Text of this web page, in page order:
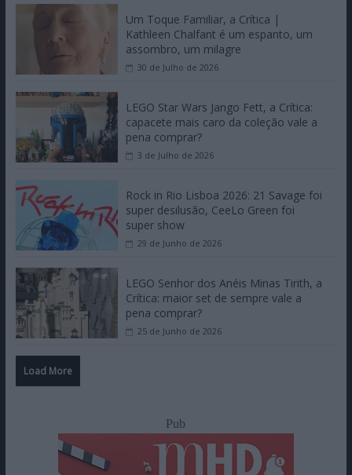
Um Toque Familiar, a Crítica |
Kathleen Chalfant é um espanto, um
assombro, um milagre
30 de Julho de 2026
LEGO Star Wars Jango Fett, a Crítica:
capacete mais caro da coleção vale a
pena comprar?
3 de Julho de 2026
Rock in Rio Lisboa 2026: 21 Savage foi
super desilusão, CeeLo Green foi
super show
29 de Junho de 2026
LEGO Senhor dos Anéis Minas Tirith, a
Crítica: maior set de sempre vale a
pena comprar?
25 de Junho de 2026
Load More
Pub